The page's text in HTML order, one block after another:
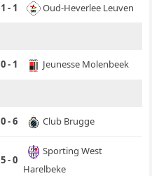
1 - 1 Oud-Heverlee Leuven
0 - 1 Jeunesse Molenbeek
0 - 6 Club Brugge
5 - 0
Sporting West
Harelbeke